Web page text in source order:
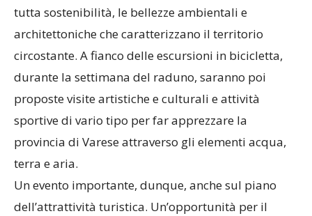
tutta sostenibilità, le bellezze ambientali e
architettoniche che caratterizzano il territorio
circostante. A fianco delle escursioni in bicicletta,
durante la settimana del raduno, saranno poi
proposte visite artistiche e culturali e attività
sportive di vario tipo per far apprezzare la
provincia di Varese attraverso gli elementi acqua,
terra e aria.
Un evento importante, dunque, anche sul piano
dell’attrattività turistica. Un’opportunità per il